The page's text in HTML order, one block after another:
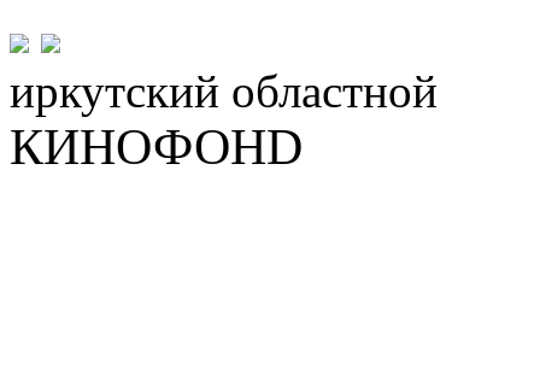
иркутский областной
КИНОФОНD